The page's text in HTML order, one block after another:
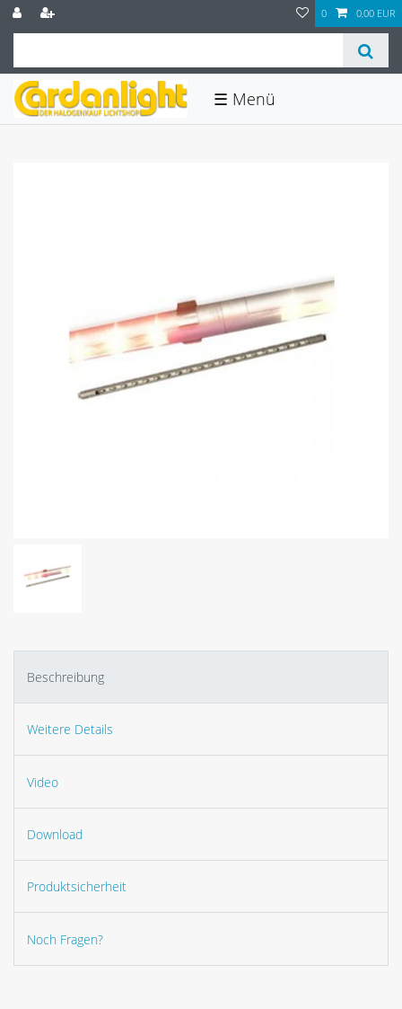
0 0,00 EUR
☰
Beschreibung
Weitere Details
Video
Download
Produktsicherheit
Noch Fragen?